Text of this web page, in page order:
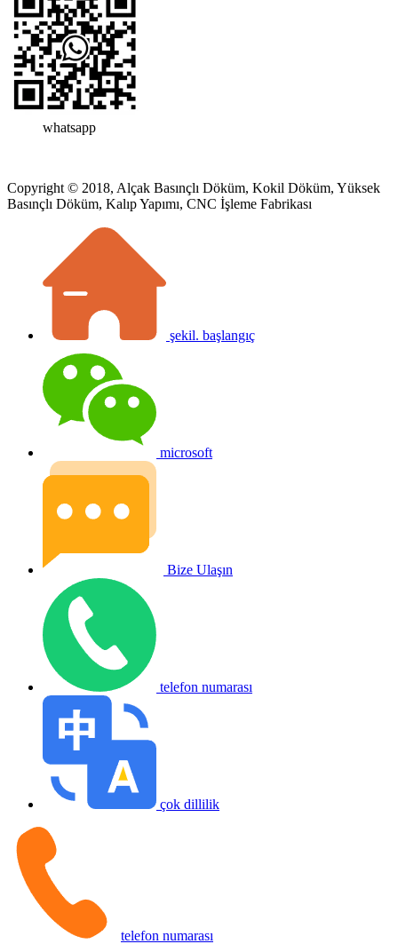
whatsapp
Copyright © 2018, Alçak Basınçlı Döküm, Kokil Döküm, Yüksek
Basınçlı Döküm, Kalıp Yapımı, CNC İşleme Fabrikası
şekil. başlangıç
microsoft
Bize Ulaşın
telefon numarası
çok dillilik
telefon numarası